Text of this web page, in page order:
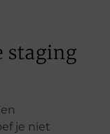
staging
je niet